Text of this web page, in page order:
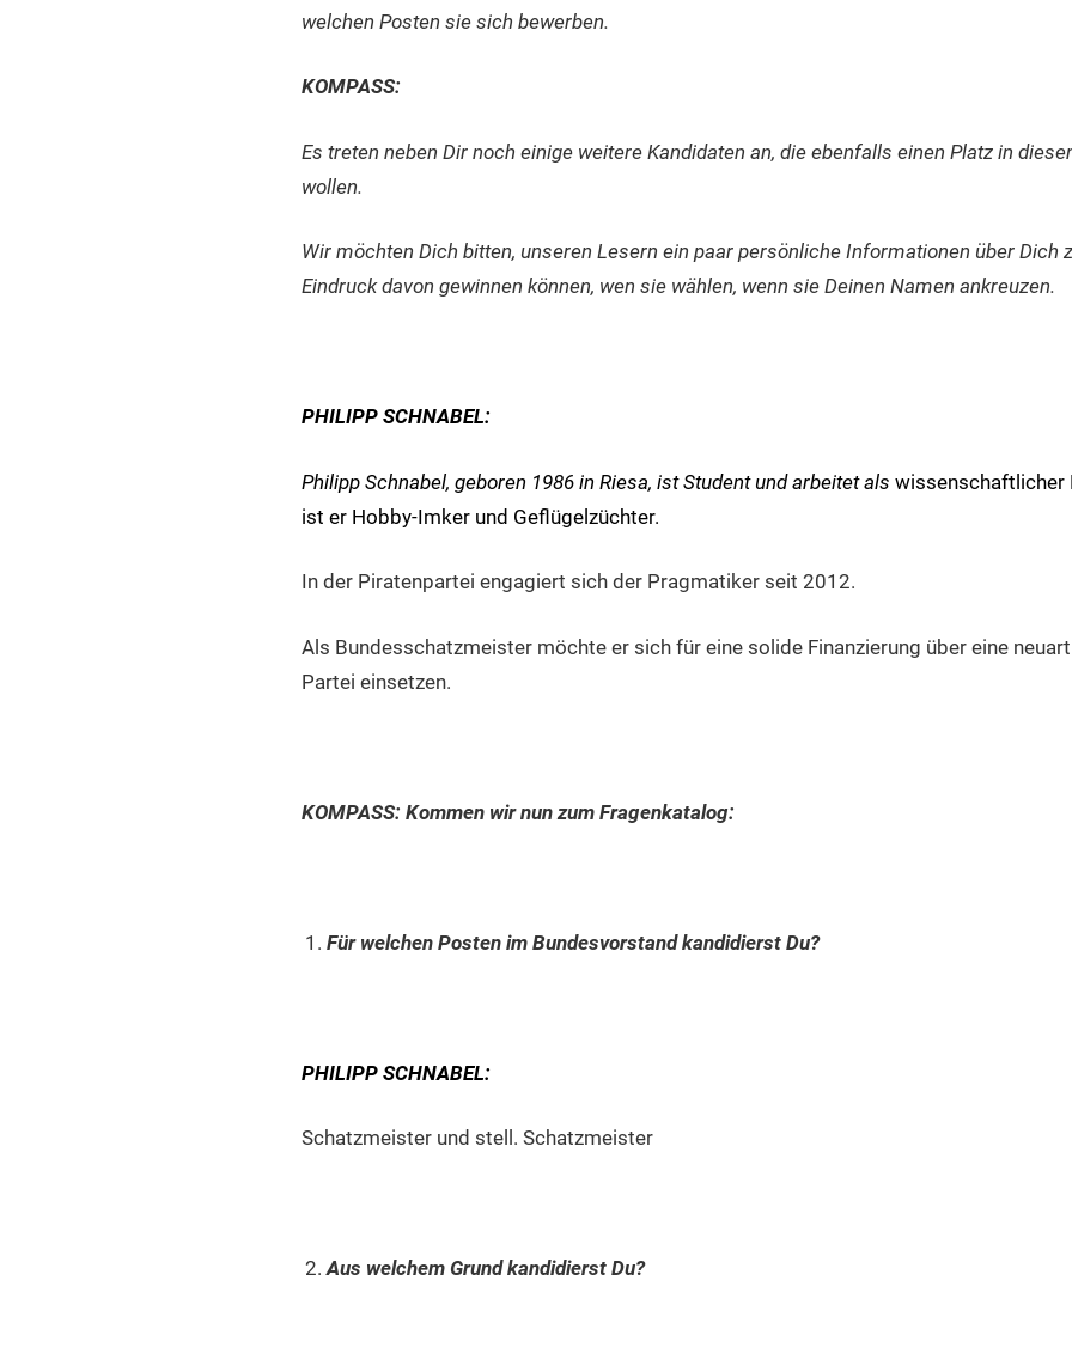
welchen Posten sie sich bewerben.
KOMPASS:
Es treten neben Dir noch einige weitere Kandidaten an, die ebenfalls einen Platz in
wollen.
Wir möchten Dich bitten, unseren Lesern ein paar persönliche Informationen über Dich
Eindruck davon gewinnen können, wen sie wählen, wenn sie Deinen Namen ankreuzen.
PHILIPP SCHNABEL:
Philipp Schnabel, geboren 1986 in Riesa, ist Student und arbeitet als wissenschaftlicher
ist er Hobby-Imker und Geflügelzüchter.
In der Piratenpartei engagiert sich der Pragmatiker seit 2012.
Als Bundesschatzmeister möchte er sich für eine solide Finanzierung über eine
Partei einsetzen.
KOMPASS: Kommen wir nun zum Fragenkatalog:
Für welchen Posten im Bundesvorstand kandidierst Du?
PHILIPP SCHNABEL:
Schatzmeister und stell. Schatzmeister
Aus welchem Grund kandidierst Du?